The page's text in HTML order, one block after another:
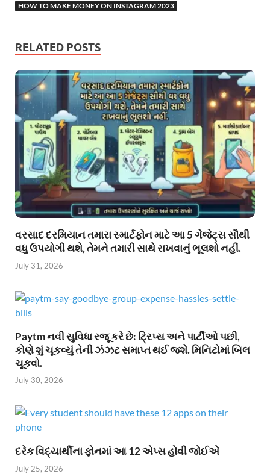
HOW TO MAKE MONEY ON INSTAGRAM 2023
RELATED POSTS
વરસાદ દરમિયાન તમારા સ્માર્ટફોન માટે આ 5 ગેજેટ્સ સૌથી
વધુ ઉપયોગી થશે, તેમને તમારી સાથે રાખવાનું ભૂલશો નહીં.
July 31, 2026
Paytm નવી સુવિધા રજૂ કરે છે: ટ્રિપ્સ અને પાર્ટીઓ પછી,
કોણે શું ચૂકવ્યું તેની ઝંઝટ સમાપ્ત થઈ જશે. મિનિટોમાં બિલ
ચૂકવો.
July 30, 2026
દરેક વિદ્યાર્થીના ફોનમાં આ 12 એપ્સ હોવી જોઈએ
July 25, 2026